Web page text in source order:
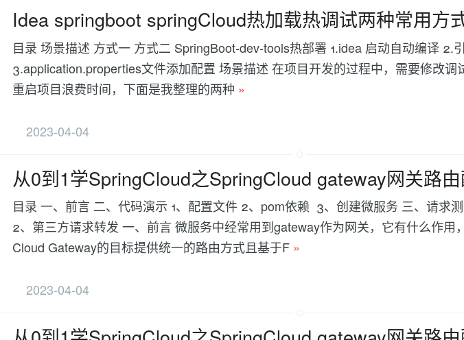
Idea springboot springCloud热加载热调试两种常用方
目录 场景描述 方式一 方式二 SpringBoot-dev-tools热部署 1.idea 启动自动编译 2.
3.application.properties文件添加配置 场景描述 在项目开发的过程中，需要修改调
重启项目浪费时间，下面是我整理的两种 »
2023-04-04
从0到1学SpringCloud之SpringCloud gateway网关路
目录 一、前言 二、代码演示 1、配置文件 2、pom依赖 3、创建微服务 三、请求
2、第三方请求转发 一、前言 微服务中经常用到gateway作为网关，它有什么作用
Cloud Gateway的目标提供统一的路由方式且基于F »
2023-04-04